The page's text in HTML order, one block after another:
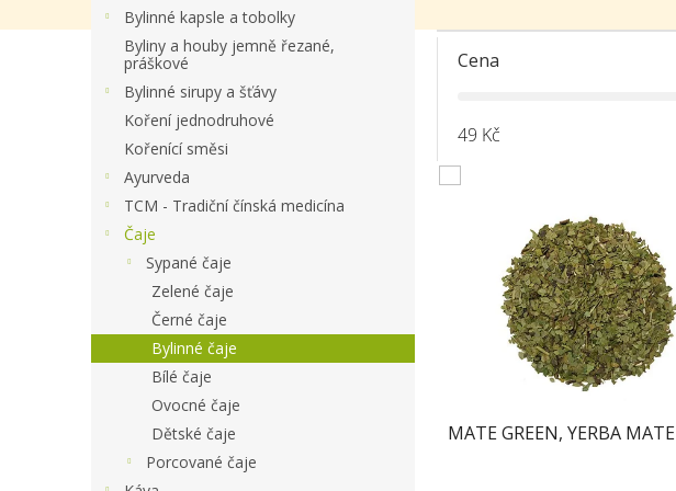
n
Bylinné kapsle a tobolky
Byliny a houby jemně řezané,
práškové
Bylinné sirupy a šťávy
Koření jednodruhové
Kořenící směsi
Ayurveda
TCM - Tradiční čínská medicína
Čaje
Sypané čaje
Zelené čaje
Černé čaje
Bylinné čaje
Bílé čaje
Ovocné čaje
Dětské čaje
Porcované čaje
Cena
49 Kč
V
MATE GREEN, YERBA MATE